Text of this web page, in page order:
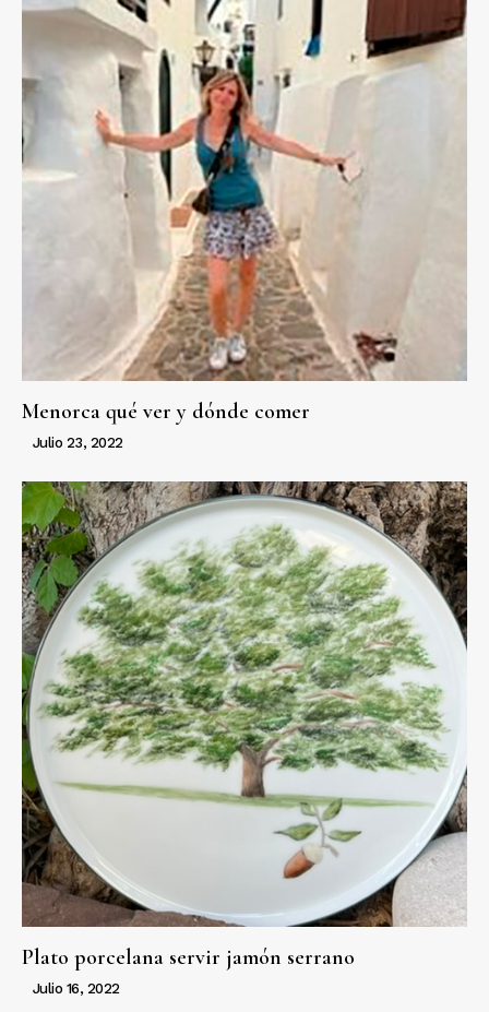
Menorca qué ver y dónde comer
Julio 23, 2022
Plato porcelana servir jamón serrano
Julio 16, 2022